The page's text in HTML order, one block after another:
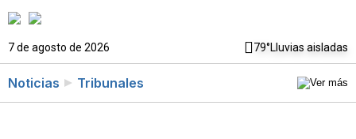
7 de agosto de 2026 79°Lluvias aisladas
Noticias Tribunales